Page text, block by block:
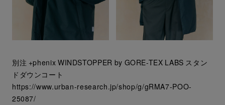
別注 +phenix WINDSTOPPER by GORE-TEX LABS スタン
ドダウンコート
https://www.urban-research.jp/shop/g/gRMA7-POO-
25087/